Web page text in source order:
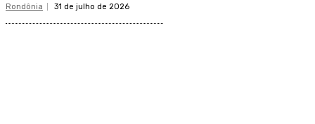
Rondônia 31 de julho de 2026